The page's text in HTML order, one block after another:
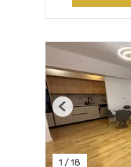
1 / 18
Previous